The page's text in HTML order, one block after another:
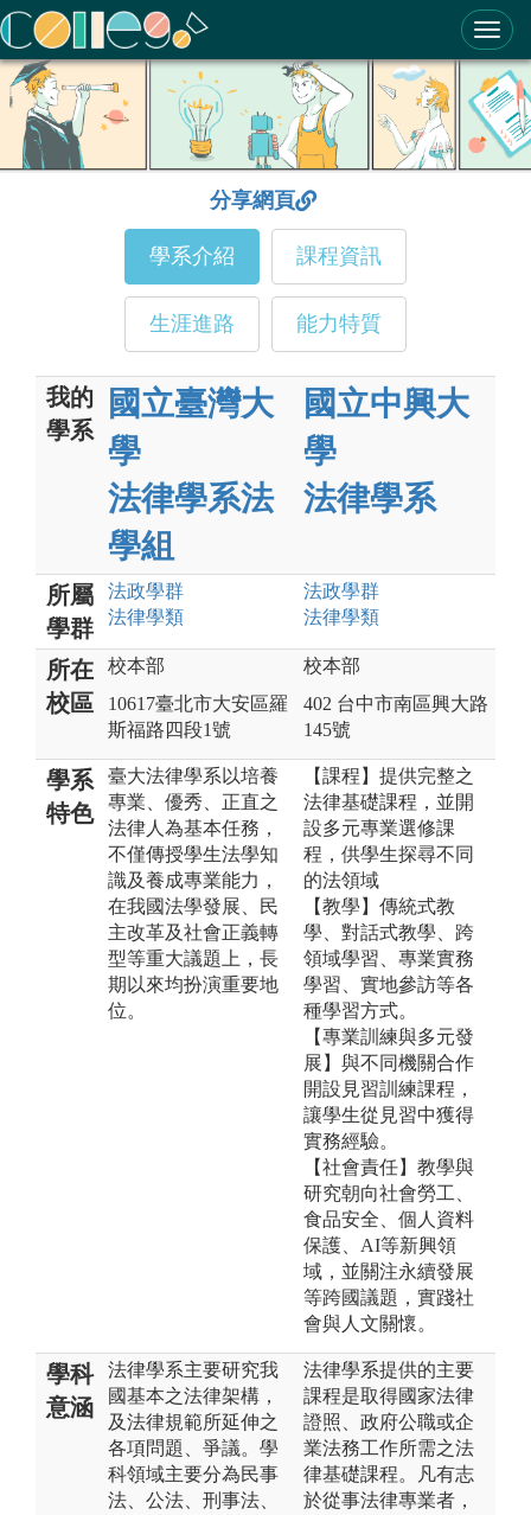
ColleGo! 大學選才與高中育才輔助系統
分享網頁
學系介紹 課程資訊
生涯進路 能力特質
我的
學系
國立臺灣大
學
法律學系法
學組
國立中興大
學
法律學系
所屬
學群
法政學群
法律學類
法政學群
法律學類
所在
校區
校本部
10617臺北市大安區羅
斯福路四段1號
校本部
402 台中市南區興大路
145號
學系
特色
臺大法律學系以培養
專業、優秀、正直之
法律人為基本任務，
不僅傳授學生法學知
識及養成專業能力，
在我國法學發展、民
主改革及社會正義轉
型等重大議題上，長
期以來均扮演重要地
位。
【課程】提供完整之
法律基礎課程，並開
設多元專業選修課
程，供學生探尋不同
的法領域
【教學】傳統式教
學、對話式教學、跨
領域學習、專業實務
學習、實地參訪等各
種學習方式。
【專業訓練與多元發
展】與不同機關合作
開設見習訓練課程，
讓學生從見習中獲得
實務經驗。
【社會責任】教學與
研究朝向社會勞工、
食品安全、個人資料
保護、AI等新興領
域，並關注永續發展
等跨國議題，實踐社
會與人文關懷。
學科
意涵
法律學系主要研究我
國基本之法律架構，
及法律規範所延伸之
各項問題、爭議。學
科領域主要分為民事
法、公法、刑事法、
法律學系提供的主要
課程是取得國家法律
證照、政府公職或企
業法務工作所需之法
律基礎課程。凡有志
於從事法律專業者，